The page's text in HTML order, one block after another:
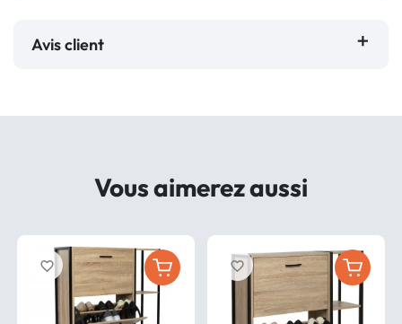
Avis client
Vous aimerez aussi
favorite_border favorite_border